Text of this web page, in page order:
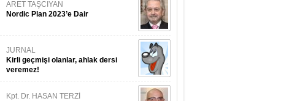
ARET TAŞCIYAN
Nordic Plan 2023’e Dair
JURNAL
Kirli geçmişi olanlar, ahlak dersi
veremez!
Kpt. Dr. HASAN TERZİ